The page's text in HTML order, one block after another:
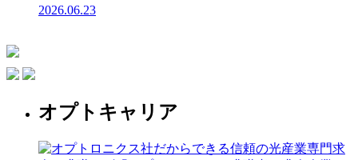
2026.06.23
オプトキャリア